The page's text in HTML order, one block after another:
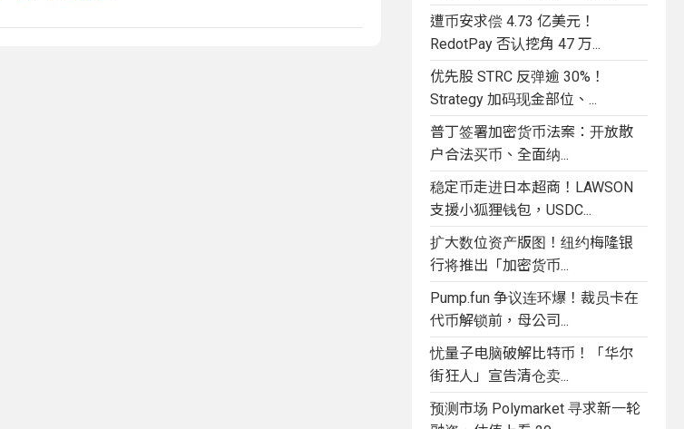
遭币安求偿 4.73 亿美元！
RedotPay 否认挖角 47 万...
优先股 STRC 反弹逾 30%！
Strategy 加码现金部位、...
普丁签署加密货币法案：开放散
户合法买币、全面纳...
稳定币走进日本超商！LAWSON
支援小狐狸钱包，USDC...
扩大数位资产版图！纽约梅隆银
行将推出「加密货币...
Pump.fun 争议连环爆！裁员卡在
代币解锁前，母公司...
忧量子电脑破解比特币！「华尔
街狂人」宣告清仓卖...
预测市场 Polymarket 寻求新一轮